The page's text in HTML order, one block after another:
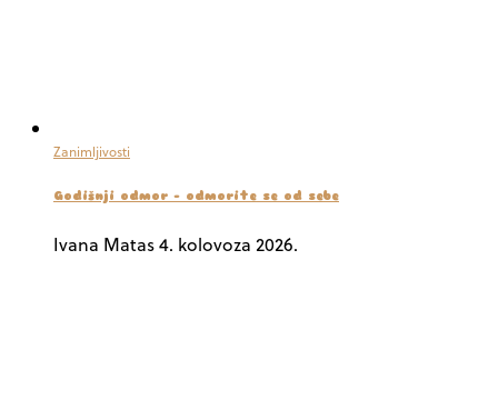
Zanimljivosti
Godišnji odmor – odmorite se od sebe
Ivana Matas4. kolovoza 2026.